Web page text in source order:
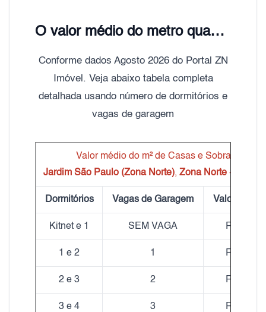
O valor médio do metro quadrado do aluguel de Casas e Sobrados Jardim São Paulo (Zona Norte) é de R$ 22,00
Conforme dados Agosto 2026 do Portal ZN
Imóvel. Veja abaixo tabela completa
detalhada usando número de dormitórios e
vagas de garagem
Valor médio do m² de Casas e Sobrados
Jardim São Paulo (Zona Norte), Zona Norte - São
Dormitórios Vagas de Garagem Valor médio
Kitnet e 1 SEM VAGA R$ 23,91
1 e 2 1 R$ 20,86
2 e 3 2 R$ 20,57
3 e 4 3 R$ 22,79